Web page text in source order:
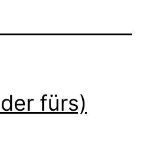
fürs)